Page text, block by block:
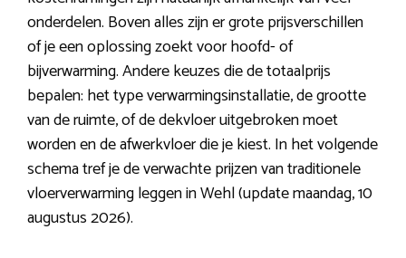
onderdelen. Boven alles zijn er grote prijsverschillen
of je een oplossing zoekt voor hoofd- of
bijverwarming. Andere keuzes die de totaalprijs
bepalen: het type verwarmingsinstallatie, de grootte
van de ruimte, of de dekvloer uitgebroken moet
worden en de afwerkvloer die je kiest. In het volgende
schema tref je de verwachte prijzen van traditionele
vloerverwarming leggen in Wehl (update maandag, 10
augustus 2026).